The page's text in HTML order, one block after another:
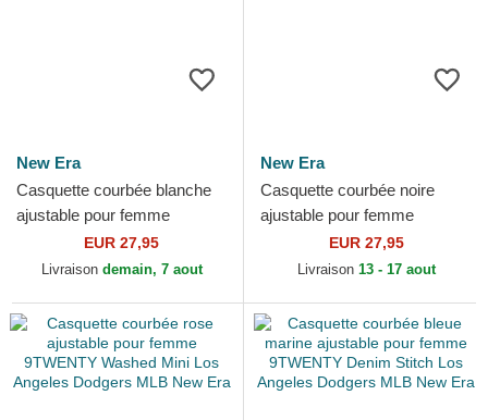
New Era
Casquette courbée blanche
ajustable pour femme
9FORTY Floral Infill New
York Yankees MLB New Era
EUR 27,95
Livraison demain, 7 aout
New Era
Casquette courbée noire
ajustable pour femme
9FORTY Metallic Logo New
York Yankees MLB New Era
EUR 27,95
Livraison 13 - 17 aout